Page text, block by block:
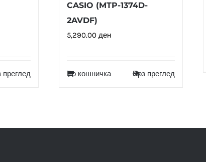
преглед
CASIO (MTP-1374D-
2AVDF)
5,290.00 ден
Во кошничка Брз преглед